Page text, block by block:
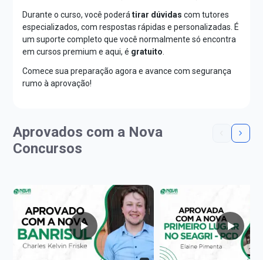
Durante o curso, você poderátirar dúvidas com tutores
especializados, com respostas rápidas e personalizadas. É
um suporte completo que você normalmente só encontra
em cursos premium e aqui, é gratuito
Comece sua preparação agora e avance com segurança
rumo à aprovação!
Aprovados com a Nova
Concursos